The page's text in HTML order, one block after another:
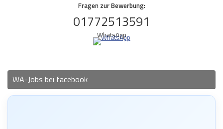
Fragen zur Bewerbung:
01772513591
WhatsApp
WA-Jobs bei facebook